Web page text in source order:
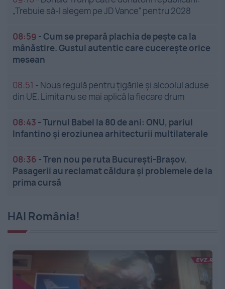
„Trebuie să-l alegem pe JD Vance” pentru 2028
08:59 -Cum se prepară plachia de pește ca la
mânăstire. Gustul autentic care cucerește orice
mesean
08:51 - Noua regulă pentru țigările și alcoolul aduse
din UE. Limita nu se mai aplică la fiecare drum
08:43 -Turnul Babel la 80 de ani: ONU, pariul
Infantino și eroziunea arhitecturii multilaterale
08:36 -Tren nou pe ruta București-Brașov.
Pasagerii au reclamat căldura și problemele de la
prima cursă
HAI România!